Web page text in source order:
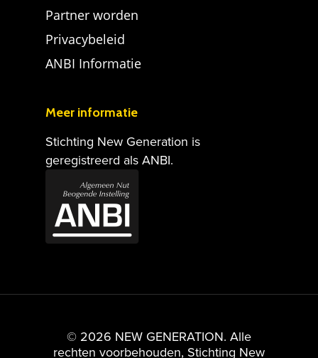
Partner worden
Privacybeleid
ANBI Informatie
Meer informatie
Stichting New Generation is
geregistreerd als ANBI.
© 2026 NEW GENERATION. Alle
rechten voorbehouden, Stichting New